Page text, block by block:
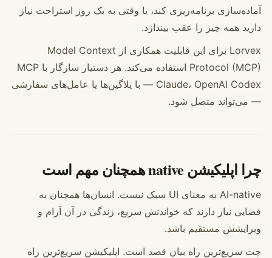
آماده‌سازی برنامه‌ریزی کند، یا وقتی به یک روز استراحت نیاز
دارید همه چیز را عقب بیندازد.
Lorvex برای این قابلیت همکاری از Model Context
Protocol (MCP) استفاده می‌کند. هر دستیار سازگار با MCP
— Claude، OpenAI Codex با پلاگین‌ها یا عامل‌های سفارشی
— می‌تواند متصل شود.
چرا اپلیکیشن native همچنان مهم است
AI-native به معنای UI سبک نیست. انسان‌ها همچنان به
فضایی نیاز دارند که خواندنش سریع، زندگی در آن آرام و
ویرایشش مستقیم باشد.
چت سریع‌ترین راه بیان قصد است. اپلیکیشن سریع‌ترین راه